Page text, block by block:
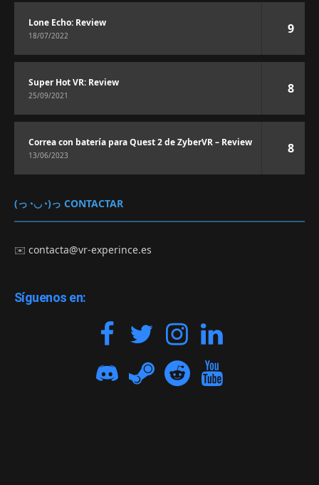
Lone Echo: Review
18/07/2022 9
Super Hot VR: Review
25/09/2021 8
Correa con batería para Quest 2 de ZyberVR – Review
13/06/2023 8
(っ◔◡◔)っ CONTACTAR
✉️contacta@vr-experince.es
Síguenos en: